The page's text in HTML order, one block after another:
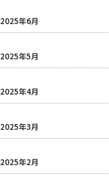
2025年6月
2025年5月
2025年4月
2025年3月
2025年2月